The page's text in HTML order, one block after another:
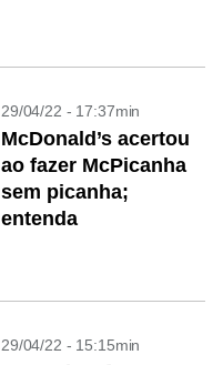
29/04/22 - 17:37min
McDonald’s acertou
ao fazer McPicanha
sem picanha;
entenda
29/04/22 - 15:15min